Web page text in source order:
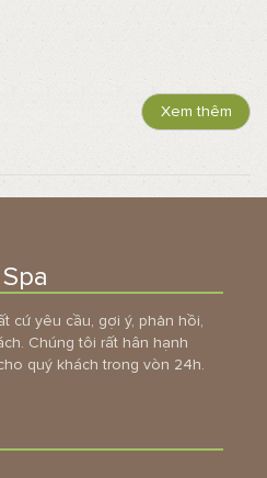
Xem thêm
cứ yêu cầu, gợi ý, phản hồi,
Chúng tôi rất hân hạnh
quý khách trong vòn 24h.